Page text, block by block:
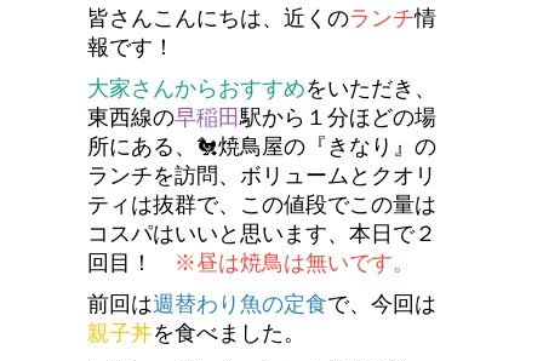
皆さんこんにちは、近くのランチ情
報です！
大家さんからおすすめをいただき、
東西線の早稲田駅から１分ほどの場
所にある、🐔焼鳥屋の『きなり』の
ランチを訪問、ボリュームとクオリ
ティは抜群で、この値段でこの量は
コスパはいいと思います、本日で２
回目！ ※昼は焼鳥は無いです。
前回は週替わり魚の定食で、今回は
親子丼を食べました。